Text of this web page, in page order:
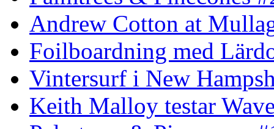
Andrew Cotton at
Foilboardning med
Vintersurf i New
Keith Malloy testar